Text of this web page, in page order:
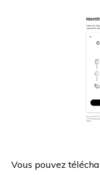
Vous pouvez